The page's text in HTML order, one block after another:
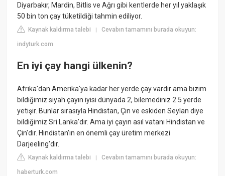
Diyarbakır, Mardin, Bitlis ve Ağrı gibi kentlerde her yıl yaklaşık
50 bin ton çay tüketildiği tahmin ediliyor.
Kaynak kaldırma talebi |Cevabın tamamını burada okuyun:
indyturk.com
En iyi çay hangi ülkenin?
Afrika'dan Amerika'ya kadar her yerde çay vardır ama bizim
bildiğimiz siyah çayın iyisi dünyada 2, bilemediniz 2.5 yerde
yetişir. Bunlar sırasıyla Hindistan, Çin ve eskiden Seylan diye
bildiğimiz Sri Lanka'dır. Ama iyi çayın asıl vatanı Hindistan ve
Çin'dir. Hindistan'ın en önemli çay üretim merkezi
Darjeeling'dir.
Kaynak kaldırma talebi |Cevabın tamamını burada okuyun:
haberturk.com